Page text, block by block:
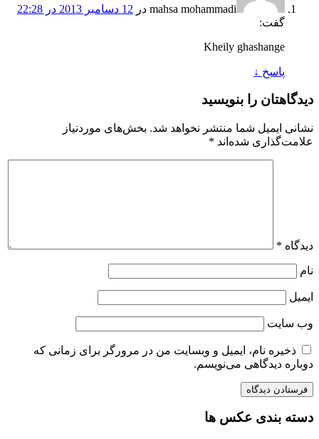
mahsa mohammadi در 12 دسامبر 2013 در 22:28
گفت:
Kheily ghashange
پاسخ ↓
دیدگاهتان را بنویسید
نشانی ایمیل شما منتشر نخواهد شد. بخش‌های موردنیاز
علامت‌گذاری شده‌اند *
دیدگاه *
نام
ایمیل
وب‌ سایت
ذخیره نام، ایمیل و وبسایت من در مرورگر برای زمانی که
دوباره دیدگاهی می‌نویسم.
دسته بندی عکس ها